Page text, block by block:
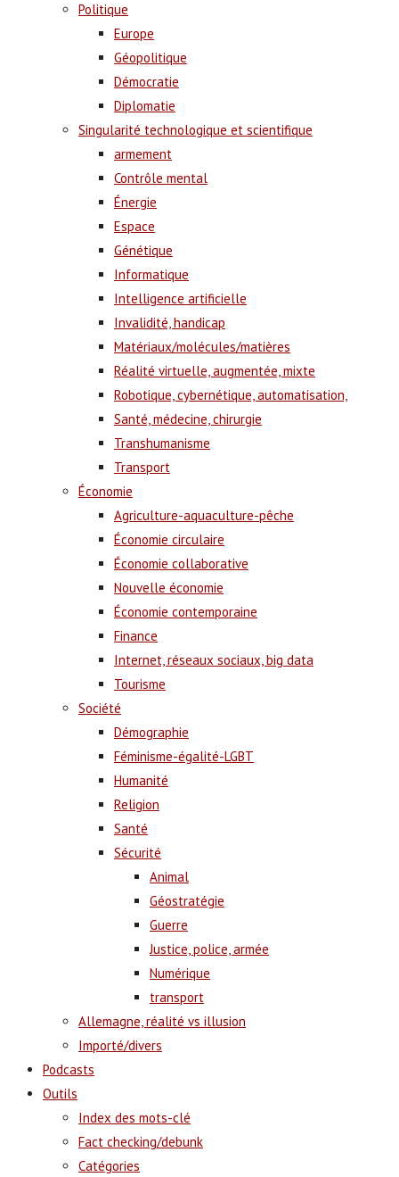
Politique
Europe
Géopolitique
Démocratie
Diplomatie
Singularité technologique et scientifique
armement
Contrôle mental
Énergie
Espace
Génétique
Informatique
Intelligence artificielle
Invalidité, handicap
Matériaux/molécules/matières
Réalité virtuelle, augmentée, mixte
Robotique, cybernétique, automatisation,
Santé, médecine, chirurgie
Transhumanisme
Transport
Économie
Agriculture-aquaculture-pêche
Économie circulaire
Économie collaborative
Nouvelle économie
Économie contemporaine
Finance
Internet, réseaux sociaux, big data
Tourisme
Société
Démographie
Féminisme-égalité-LGBT
Humanité
Religion
Santé
Sécurité
Animal
Géostratégie
Guerre
Justice, police, armée
Numérique
transport
Allemagne, réalité vs illusion
Importé/divers
Podcasts
Outils
Index des mots-clé
Fact checking/debunk
Catégories